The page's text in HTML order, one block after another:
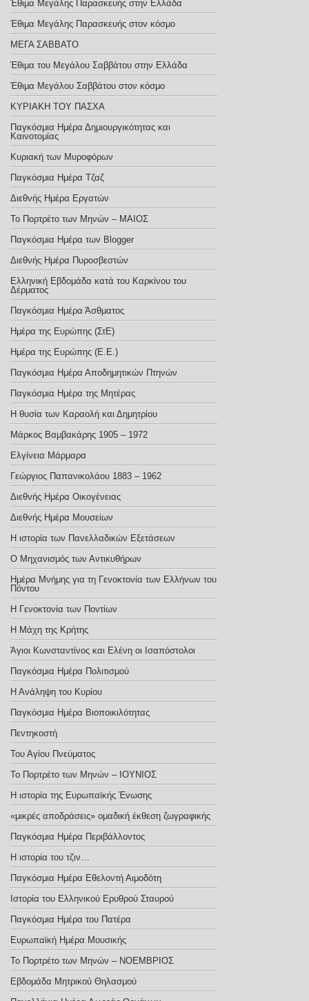
Έθιμα Μεγάλης Παρασκευής στην Ελλάδα
Έθιμα Μεγάλης Παρασκευής στον κόσμο
ΜΕΓΑ ΣΑΒΒΑΤΟ
Έθιμα του Μεγάλου Σαββάτου στην Ελλάδα
Έθιμα Μεγάλου Σαββάτου στον κόσμο
ΚΥΡΙΑΚΗ ΤΟΥ ΠΑΣΧΑ
Παγκόσμια Ημέρα Δημιουργικότητας και
Καινοτομίας
Κυριακή των Μυροφόρων
Παγκόσμια Ημέρα Τζαζ
Διεθνής Ημέρα Εργατών
Το Πορτρέτο των Μηνών – ΜΑΙΟΣ
Παγκόσμια Ημέρα των Blogger
Διεθνής Ημέρα Πυροσβεστών
Ελληνική Εβδομάδα κατά του Καρκίνου του
Δέρματος
Παγκόσμια Ημέρα Άσθματος
Ημέρα της Ευρώπης (ΣτΕ)
Ημέρα της Ευρώπης (E.E.)
Παγκόσμια Ημέρα Αποδημητικών Πτηνών
Παγκόσμια Ημέρα της Μητέρας
Η θυσία των Καραολή και Δημητρίου
Μάρκος Βαμβακάρης 1905 – 1972
Ελγίνεια Μάρμαρα
Γεώργιος Παπανικολάου 1883 – 1962
Διεθνής Ημέρα Οικογένειας
Διεθνής Ημέρα Μουσείων
Η ιστορία των Πανελλαδικών Εξετάσεων
Ο Μηχανισμός των Αντικυθήρων
Ημέρα Μνήμης για τη Γενοκτονία των Ελλήνων του
Πόντου
Η Γενοκτονία των Ποντίων
Η Μάχη της Κρήτης
Άγιοι Κωνσταντίνος και Ελένη οι Ισαπόστολοι
Παγκόσμια Ημέρα Πολιτισμού
Η Ανάληψη του Κυρίου
Παγκόσμια Ημέρα Βιοποικιλότητας
Πεντηκοστή
Του Αγίου Πνεύματος
Το Πορτρέτο των Μηνών – ΙΟΥΝΙΟΣ
Η ιστορία της Ευρωπαϊκής Ένωσης
«μικρές αποδράσεις» ομαδική έκθεση ζωγραφικής
Παγκόσμια Ημέρα Περιβάλλοντος
Η ιστορία του τζιν…
Παγκόσμια Ημέρα Εθελοντή Αιμοδότη
Ιστορία του Ελληνικού Ερυθρού Σταυρού
Παγκόσμια Ημέρα του Πατέρα
Ευρωπαϊκή Ημέρα Μουσικής
Το Πορτρέτο των Μηνών – ΝΟΕΜΒΡΙΟΣ
Εβδομάδα Μητρικού Θηλασμού